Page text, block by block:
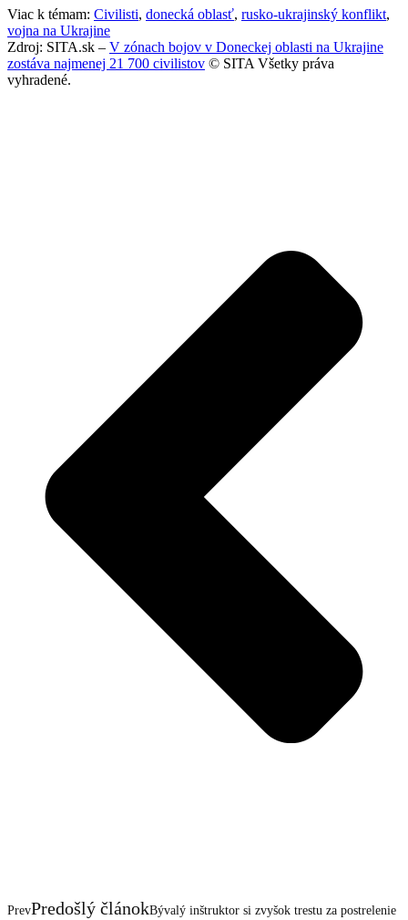
Viac k témam: Civilisti, donecká oblasť, rusko-ukrajinský konflikt,
vojna na Ukrajine
Zdroj: SITA.sk – V zónach bojov v Doneckej oblasti na Ukrajine
zostáva najmenej 21 700 civilistov © SITA Všetky práva
vyhradené.
PrevPredošlý článokBývalý inštruktor si zvyšok trestu za postrelenie